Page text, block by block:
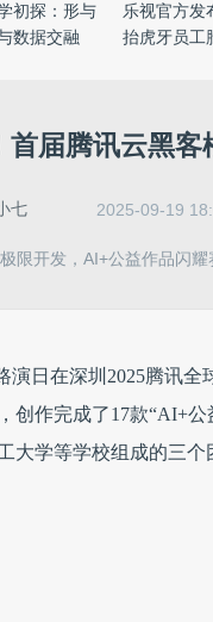
初探：形与
数据交融
乐视官方发
抬虎牙员工
届腾讯云黑
七 2025-09-19
限开发，AI+公益作品闪耀
演日在深圳2025腾讯全
创作完成了17款“AI+公
大学等学校组成的三个